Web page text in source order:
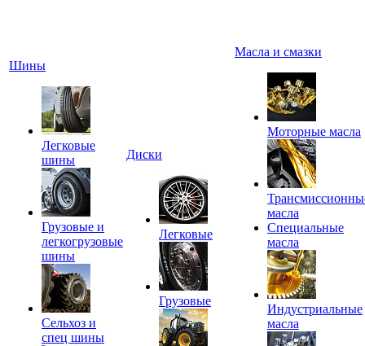
Шины
Легковые
шины
Грузовые и
легкогрузовые
шины
Сельхоз и
спец шины
Диски
Легковые
Грузовые
Масла и смазки
Моторные масла
масла
Специальные
масла
Индустриальные
масла